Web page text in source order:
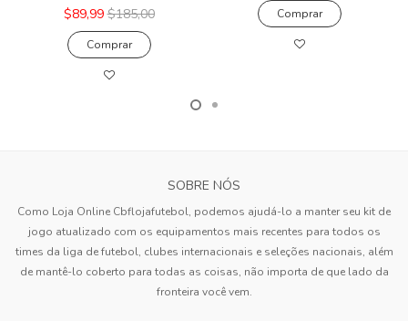
$89,99 $185,00
Comprar
Comprar
SOBRE NÓS
Como Loja Online Cbflojafutebol, podemos ajudá-lo a manter seu kit de
jogo atualizado com os equipamentos mais recentes para todos os
times da liga de futebol, clubes internacionais e seleções nacionais, além
de mantê-lo coberto para todas as coisas, não importa de que lado da
fronteira você vem.